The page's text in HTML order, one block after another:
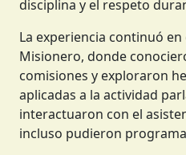
disciplina y el respeto
La experiencia continuó
Misionero, donde
comisiones y exploraron
aplicadas a la actividad
interactuaron con el
incluso pudieron